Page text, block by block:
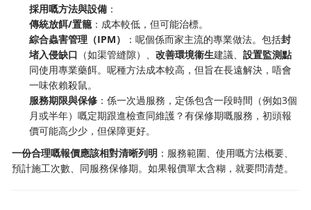
採用嘅方法與設備 ：
傳統放餌/置籠 ：成本較低，但可能治標。
綜合蟲害管理（IPM）
：呢個係而家主流的專業做法。包括封
堵入侵缺口 （如渠管縫隙）、改善環境衞生建議、設置監測點
同使用專業藥餌。呢種方法成本較高，但旨在長遠解決，唔會
一味依賴殺鼠。
服務期限與保修 ：係一次過服務，定係包含一段時間（例如3個
月或半年）嘅定期跟進檢查同維護？有保修期嘅服務，初頭報
價可能高少少，但保障更好。
一份合理嘅報價應該相對清晰列明 ：服務範圍、使用嘅方法概要、
預計施工次數、同服務保修期。如果報價單太含糊，就要問清楚。